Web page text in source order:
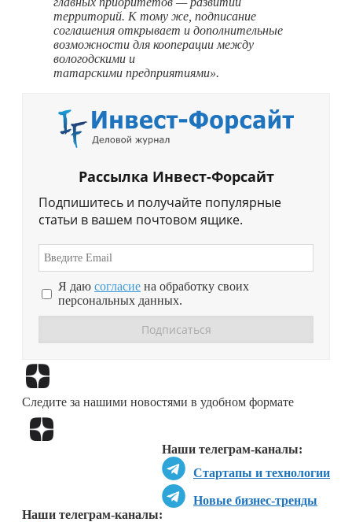
территорий. К тому же, подписание
соглашения открывает и дополнительные
возможности для кооперации между
вологодскими и
татарскими предприятиями».
Рассылка Инвест-Форсайт
Подпишитесь и получайте популярные
статьи в вашем почтовом ящике.
Я даю согласие на обработку своих
персональных данных.
Следите за нашими новостями в удобном формате
Наши телеграм-каналы:
Стартапы и технологии
Новые бизнес-тренды
Наши телеграм-каналы: